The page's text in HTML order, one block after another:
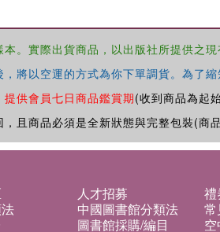
。實際出貨商品，以出版社所提供之
將以空運的方式為你下單調貨。為了
提供會員七日商品鑑賞期(收到商品為起始
且商品必須是全新狀態與完整包裝(商
人才招募 禮
中國圖書館分類法 常
圖書館採購/編目